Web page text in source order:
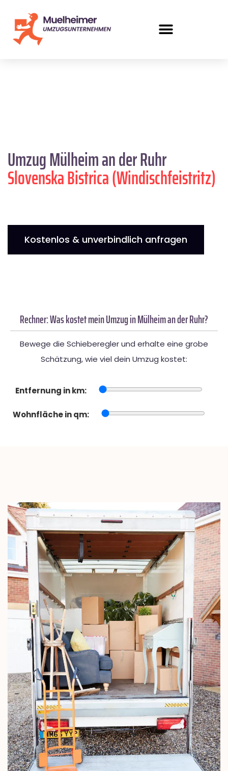
Umzug Mülheim an der Ruhr
Slovenska Bistrica (Windischfeistritz)
Kostenlos & unverbindlich anfragen
Rechner: Was kostet mein Umzug in Mülheim an der Ruhr?
Bewege die Schieberegler und erhalte eine grobe
Schätzung, wie viel dein Umzug kostet:
Entfernung in km:
Wohnfläche in qm: